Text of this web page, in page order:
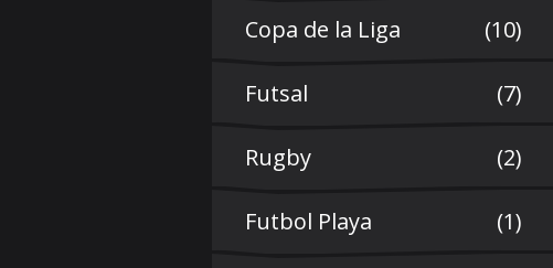
Copa de la Liga (10)
Futsal (7)
Rugby (2)
Futbol Playa (1)